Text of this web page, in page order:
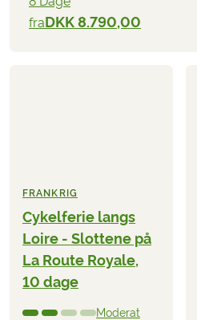
fraDKK 8.790,00
FRANKRIG
Cykelferie langs
Loire - Slottene på
La Route Royale,
10 dage
Moderat